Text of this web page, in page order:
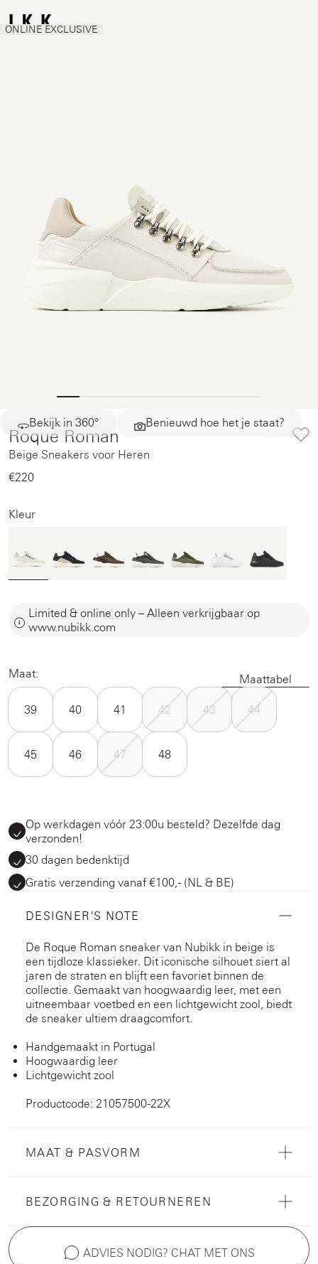
Bekijk in 360° Benieuwd hoe het je staat?
ONLINE EXCLUSIVE
Roque Roman
Beige Sneakers voor Heren
€220‌
Kleur
Limited & online only – Alleen verkrijgbaar op
www.nubikk.com
Maat: Maattabel
39 40 41 42 43 44
45 46 47 48
Op werkdagen vóór 23:00u besteld? Dezelfde dag
verzonden!
30 dagen bedenktijd
Gratis verzending vanaf €100,- (NL & BE)
DESIGNER'S NOTE
De Roque Roman sneaker van Nubikk in beige is
een tijdloze klassieker. Dit iconische silhouet siert al
jaren de straten en blijft een favoriet binnen de
collectie. Gemaakt van hoogwaardig leer, met een
uitneembaar voetbed en een lichtgewicht zool, biedt
de sneaker ultiem draagcomfort.
Handgemaakt in Portugal
Hoogwaardig leer
Lichtgewicht zool
Productcode: 21057500-22X
MAAT & PASVORM
BEZORGING & RETOURNEREN
ADVIES NODIG? CHAT MET ONS